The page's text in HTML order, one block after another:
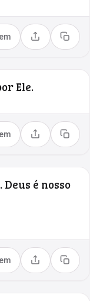
Compartilhar
Copiar
Ele.
Compartilhar
Copiar
é nosso
Compartilhar
Copiar